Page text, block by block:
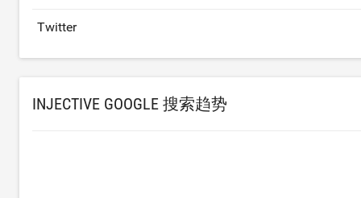
Twitter
INJECTIVE GOOGLE 搜索趋势